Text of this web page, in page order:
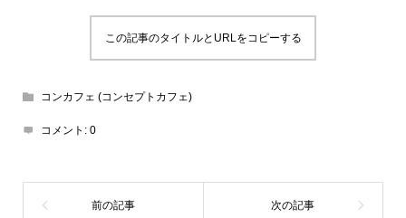
この記事のタイトルとURLをコピーする
コンカフェ (コンセプトカフェ)
コメント: 0